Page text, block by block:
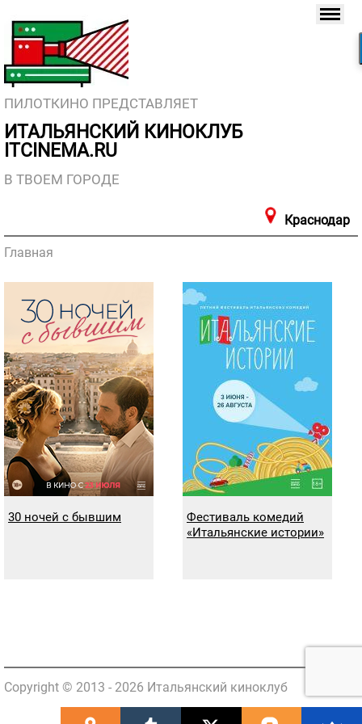
ПИЛОТКИНО ПРЕДСТАВЛЯЕТ
ИТАЛЬЯНСКИЙ КИНОКЛУБ
ITCINEMA.RU
В ТВОЕМ ГОРОДЕ
Краснодар
Главная
30 ночей с бывшим
Фестиваль комедий
«Итальянские истории»
Copyright © 2013 - 2026 Итальянский киноклуб